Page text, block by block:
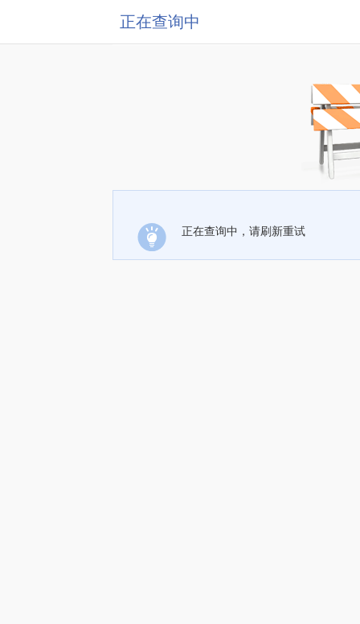
正在查询中
正在查询中，请刷新重试